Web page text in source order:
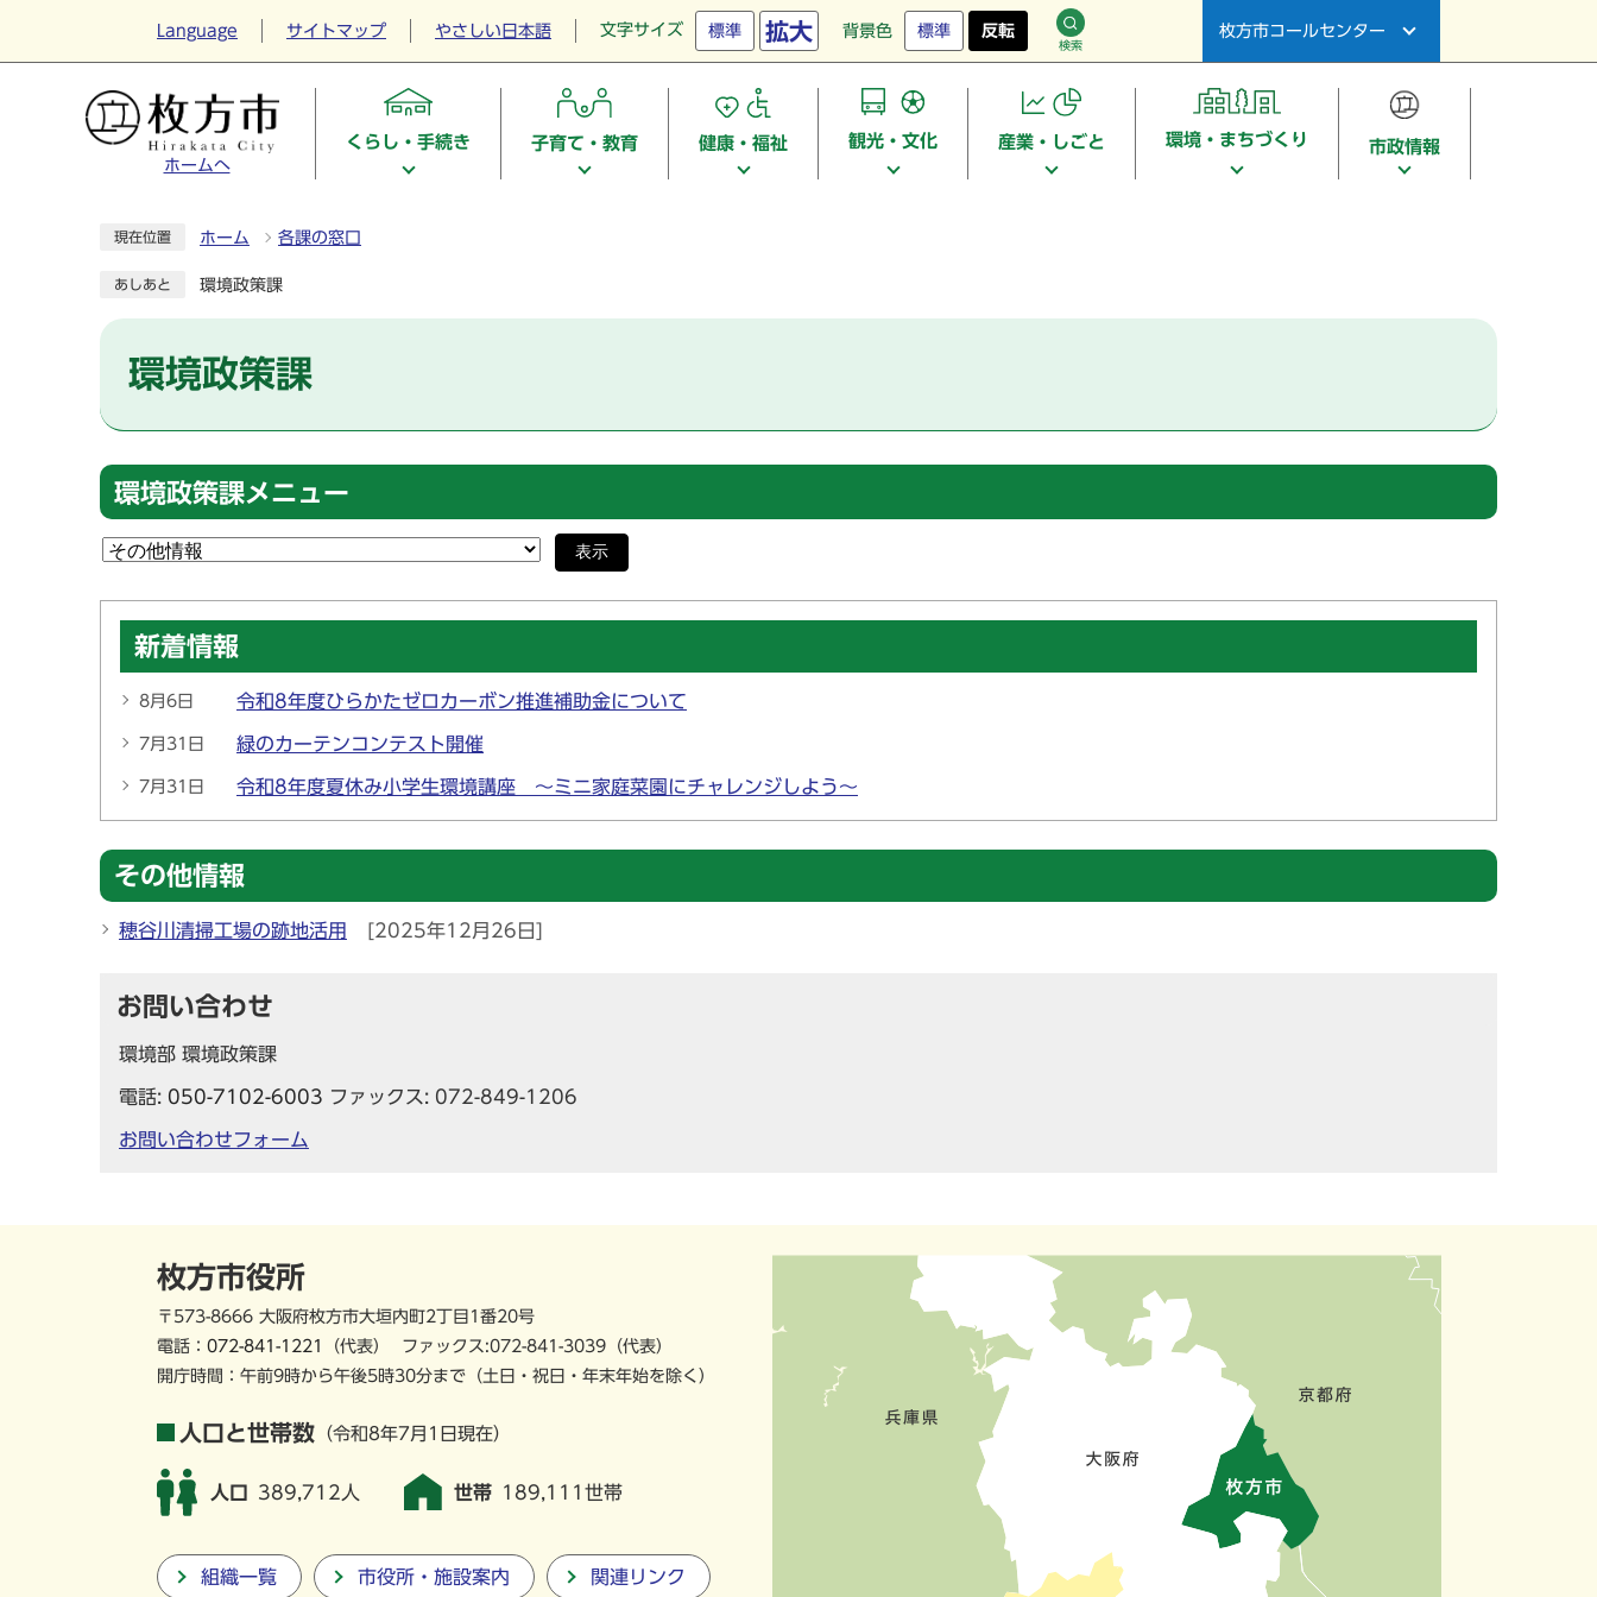
Language サイトマップ やさしい日本語 文字サイズ 標準 拡大 背景色 標準 反転
検索
枚方市コールセンター
ホームへ
くらし・手続き 子育て・教育 健康・福祉 観光・文化 産業・しごと 環境・まちづくり 市政情報
現在位置 ホーム 各課の窓口
あしあと 環境政策課
環境政策課
環境政策課メニュー
表示
新着情報
8月6日 令和8年度ひらかたゼロカーボン推進補助金について
7月31日 緑のカーテンコンテスト開催
7月31日 令和8年度夏休み小学生環境講座 ～ミニ家庭菜園にチャレンジしよう～
その他情報
穂谷川清掃工場の跡地活用 [2025年12月26日]
お問い合わせ
環境部 環境政策課
電話: 050-7102-6003 ファックス: 072-849-1206
お問い合わせフォーム
枚方市役所
〒573-8666 大阪府枚方市大垣内町2丁目1番20号
電話： 072-841-1221 （代表） ファックス:072-841-3039（代表）
開庁時間：午前9時から午後5時30分まで （土日・祝日・年末年始を除く）
人口と世帯数 （令和8年7月1日現在）
人口 389,712人 世帯 189,111世帯
組織一覧 市役所・施設案内 関連リンク